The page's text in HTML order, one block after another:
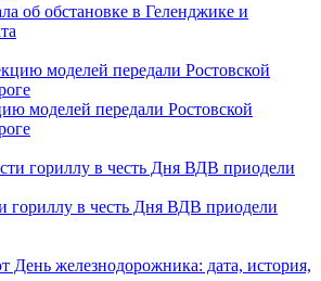
об обстановке в Геленджике и
моделей передали Ростовской
гориллу в честь Дня ВДВ приодели